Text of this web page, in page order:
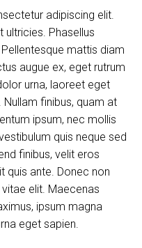
adipiscing elit.
Phasellus
mattis diam
augue ex, eget rutrum
urna, laoreet eget
finibus, quam at
ipsum, nec mollis
quis neque sed
finibus, velit eros
quis ante. Donec non
elit. Maecenas
ipsum magna
eget sapien.